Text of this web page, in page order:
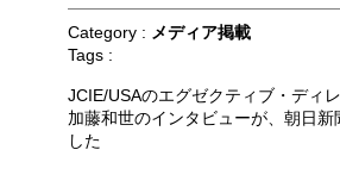
Category : メディア掲載
Tags :
JCIE/USAのエグゼクティブ・ディ
加藤和世のインタビューが、朝日新
した